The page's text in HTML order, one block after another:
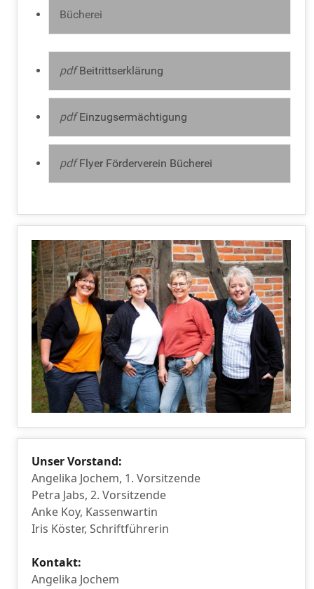
Bücherei
pdf Beitrittserklärung
pdf Einzugsermächtigung
pdf Flyer Förderverein Bücherei
Unser Vorstand:
Angelika Jochem, 1. Vorsitzende
Petra Jabs, 2. Vorsitzende
Anke Koy, Kassenwartin
Iris Köster, Schriftführerin
Kontakt:
Angelika Jochem